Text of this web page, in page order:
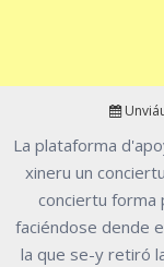
La plataforma
xineru un
conciertu forma
faciéndose dende
la que se-y retiró